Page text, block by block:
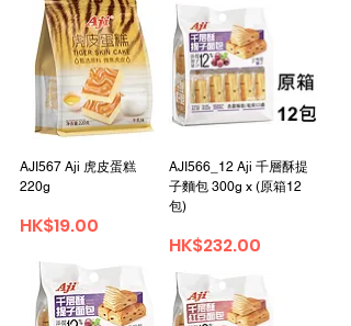
AJI567 Aji 虎皮蛋糕
220g
Price
HK$19.00
AJI566_12 Aji 千層酥提
子麵包 300g x (原箱12
包)
Price
HK$232.00